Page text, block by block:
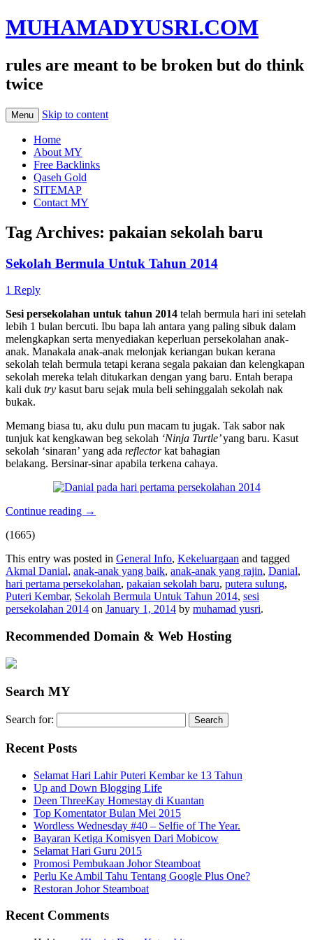
MUHAMADYUSRI.COM
rules are meant to be broken but do think
twice
Menu Skip to content
Home
About MY
Free Backlinks
Qaseh Gold
SITEMAP
Contact MY
Tag Archives: pakaian sekolah baru
Sekolah Bermula Untuk Tahun 2014
1 Reply
Sesi persekolahan untuk tahun 2014 telah bermula hari ini setelah
lebih 1 bulan bercuti. Ibu bapa lah antara yang paling sibuk dalam
melengkapkan serta menyediakan keperluan persekolahan anak-
anak. Manakala anak-anak melonjak keriangan bukan kerana
sekolah telah bermula tetapi kerana segala pakaian dan kelengkapan
sekolah mereka telah ditukarkan dengan yang baru. Entah berapa
kali duk try kasut baru sejak mula beli sehinggalah sekolah nak
bukak.
Memang biasa tu, aku dulu pun macam tu jugak. Tak sabor nak
tunjuk kat kengkawan beg sekolah ‘Ninja Turtle’yang baru. Kasut
sekolah ‘sinaran’ yang ada reflectorkat bahagian
belakang. Bersinar-sinar apabila terkena cahaya.
Continue reading →
(1665)
This entry was posted in General Info, Kekeluargaan and tagged
Akmal Danial, anak-anak yang baik, anak-anak yang rajin, Danial,
hari pertama persekolahan, pakaian sekolah baru, putera sulung,
Puteri Kembar, Sekolah Bermula Untuk Tahun 2014, sesi
persekolahan 2014 on January 1, 2014 by muhamad yusri.
Recommended Domain & Web Hosting
Search MY
Search for:
Recent Posts
Selamat Hari Lahir Puteri Kembar ke 13 Tahun
Up and Down Blogging Life
Deen ThreeKay Homestay di Kuantan
Top Komentator Bulan Mei 2015
Wordless Wednesday #40 – Selfie of The Year.
Bayaran Ketiga Komisyen Dari Mobicow
Selamat Hari Guru 2015
Promosi Pembukaan Johor ‎Steamboat
Perlu Ke Ambil Tahu Tentang Google Plus One?
Restoran Johor Steamboat
Recent Comments